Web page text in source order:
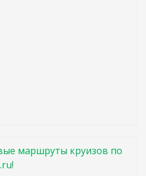
маршруты круизов по